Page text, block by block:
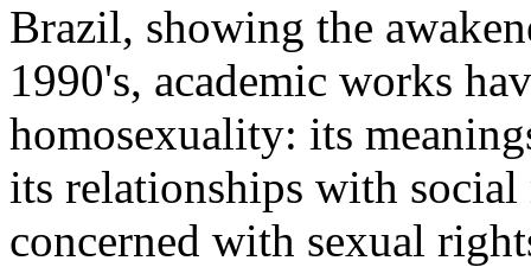
Brazil, showing the
1990's, academic works
homosexuality: its
its relationships with social
concerned with sexual